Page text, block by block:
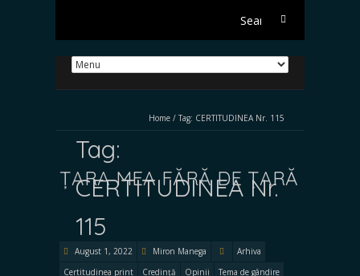
Search
Home / Tag: CERTITUDINEA Nr. 115
Tag:
CERTITUDINEA Nr.
115
ȚARA MEA FĂRĂ DE ȚARĂ
August 1, 2022 Miron Manega
Arhiva
Certitudinea print
Credință Opinii
Tema de gândire